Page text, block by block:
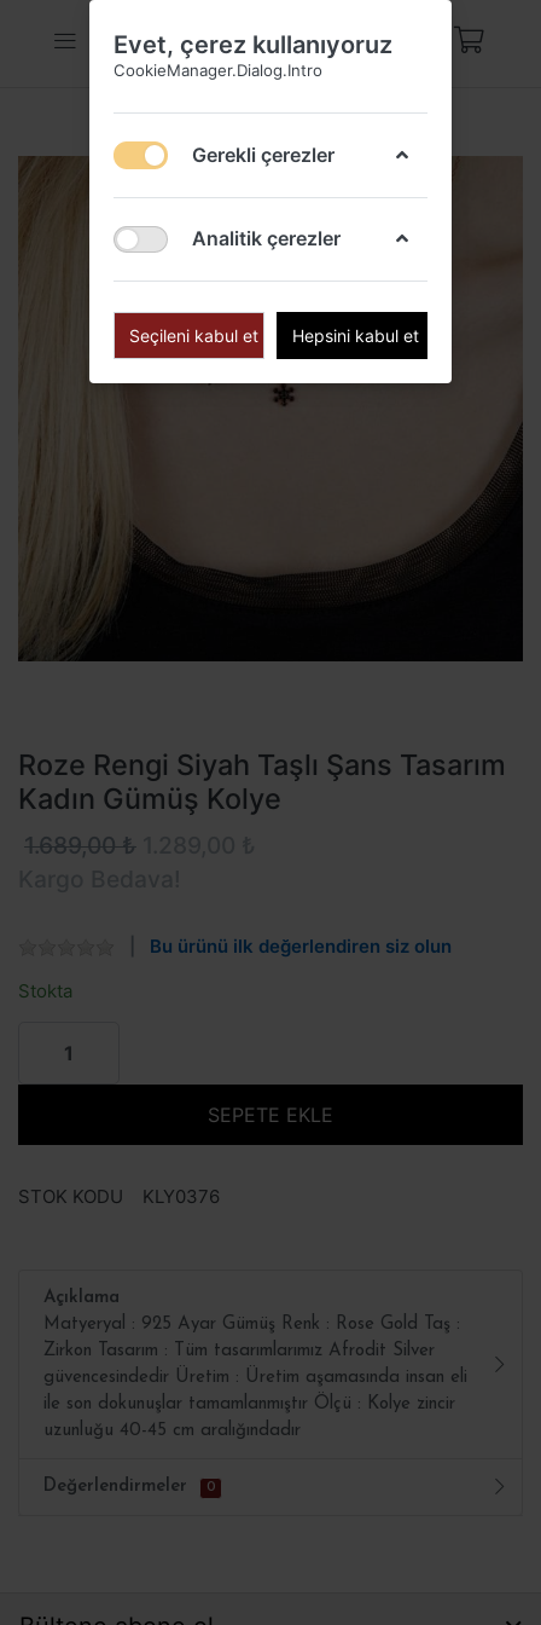
Roze Rengi Siyah Taşlı Şans Tasarım
Kadın Gümüş Kolye
1.689,00 ₺
Bu ürünü ilk değerlendiren siz olun
Stokta
SEPETE EKLE
STOK KODU KLY0376
Açıklama
Matyeryal : 925 Ayar Gümüş Renk : Rose Gold Taş :
Zirkon Tasarım : Tüm tasarımlarımız Afrodit Silver
güvencesindedir Üretim : Üretim aşamasında insan eli
ile son dokunuşlar tamamlanmıştır Ölçü : Kolye zincir
uzunluğu 40-45 cm aralığındadır
Değerlendirmeler 0
Evet, çerez kullanıyoruz
CookieManager.Dialog.Intro
Gerekli çerezler
Analitik çerezler
Seçileni kabul et Hepsini kabul et